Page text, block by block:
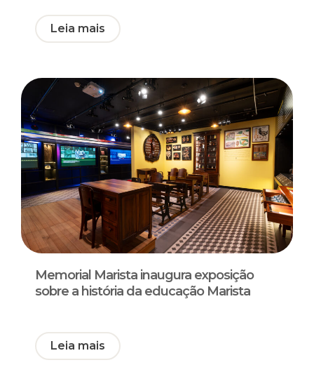
Leia mais
Memorial Marista inaugura exposição
sobre a história da educação Marista
Leia mais